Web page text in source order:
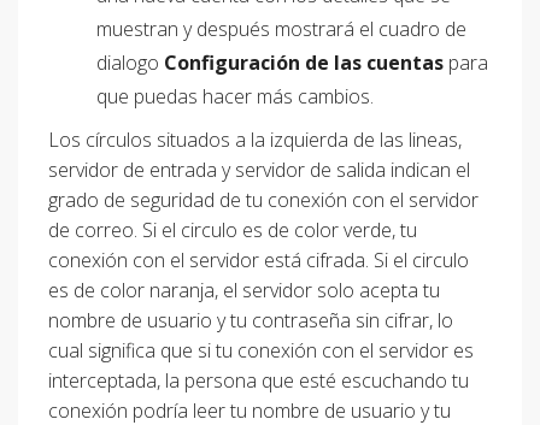
muestran y después mostrará el cuadro de
dialogo Configuración de las cuentas para
que puedas hacer más cambios.
Los círculos situados a la izquierda de las lineas,
servidor de entrada y servidor de salida indican el
grado de seguridad de tu conexión con el servidor
de correo. Si el circulo es de color verde, tu
conexión con el servidor está cifrada. Si el circulo
es de color naranja, el servidor solo acepta tu
nombre de usuario y tu contraseña sin cifrar, lo
cual significa que si tu conexión con el servidor es
interceptada, la persona que esté escuchando tu
conexión podría leer tu nombre de usuario y tu